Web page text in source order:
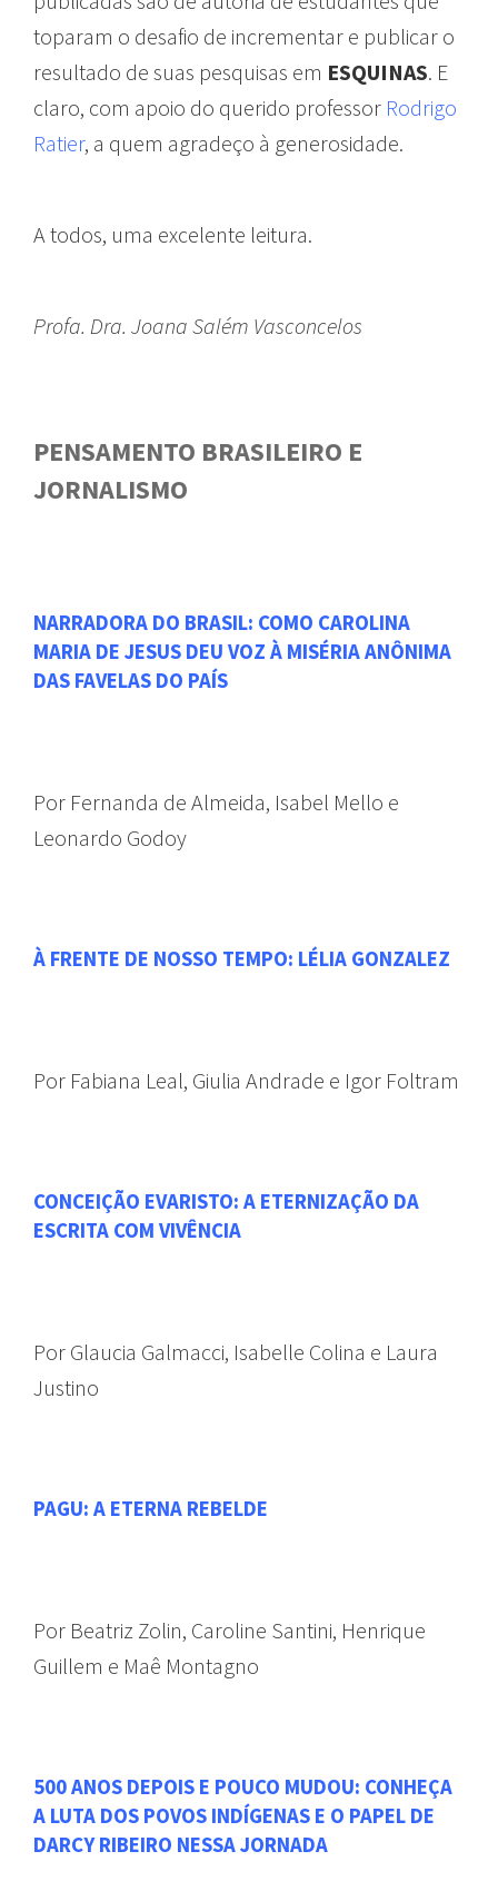
toparam o desafio de incrementar e publicar o
resultado de suas pesquisas em ESQUINAS. E
claro, com apoio do querido professor Rodrigo
Ratier, a quem agradeço à generosidade.
A todos, uma excelente leitura.
Profa. Dra. Joana Salém Vasconcelos
PENSAMENTO BRASILEIRO E
JORNALISMO
NARRADORA DO BRASIL: COMO CAROLINA
MARIA DE JESUS DEU VOZ À MISÉRIA ANÔNIMA
DAS FAVELAS DO PAÍS
Por Fernanda de Almeida, Isabel Mello e
Leonardo Godoy
À FRENTE DE NOSSO TEMPO: LÉLIA GONZALEZ
Por Fabiana Leal, Giulia Andrade e Igor Foltram
CONCEIÇÃO EVARISTO: A ETERNIZAÇÃO DA
ESCRITA COM VIVÊNCIA
Por Glaucia Galmacci, Isabelle Colina e Laura
Justino
PAGU: A ETERNA REBELDE
Por Beatriz Zolin, Caroline Santini, Henrique
Guillem e Maê Montagno
500 ANOS DEPOIS E POUCO MUDOU: CONHEÇA
A LUTA DOS POVOS INDÍGENAS E O PAPEL DE
DARCY RIBEIRO NESSA JORNADA